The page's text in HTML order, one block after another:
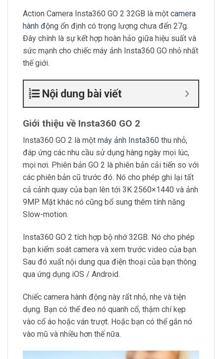
Action Camera Insta360 GO 2 32GB là một camera
hành động ổn định có trọng lượng chưa đến 27g.
Đây chính là sự kết hợp hoàn hảo giữa hiệu suất và
sức mạnh cho chiếc máy ảnh Insta360 GO nhỏ nhất
thế giới.
Nội dung bài viết
Giới thiệu về Insta360 GO 2
Insta360 GO 2 là một máy ảnh Insta360 thu nhỏ,
đáp ứng các nhu cầu sử dụng hàng ngày mọi lúc,
mọi nơi. Phiên bản GO 2 là phiên bản cải tiến so với
các phiên bản cũ trước đó. Nó cho phép ghi lại tất
cả cảnh quay của bạn lên tới 3K 2560×1440 và ảnh
9MP. Mặt khác nó cũng bổ sung thêm tính năng
Slow-motion.
Insta360 GO 2 tích hợp bộ nhớ 32GB. Nó cho phép
bạn kiểm soát camera và xem trước video của bạn.
Sau đó xuất nội dung qua điện thoại của bạn thông
qua ứng dụng iOS / Android.
Chiếc camera hành động này rất nhỏ, nhẹ và tiện
dụng. Bạn có thể đeo nó quanh cổ, thậm chí kẹp
vào cổ áo hoặc ván trượt. Hoặc bạn có thể gắn nó
vào mũ và nhiều hơn thế nữa.